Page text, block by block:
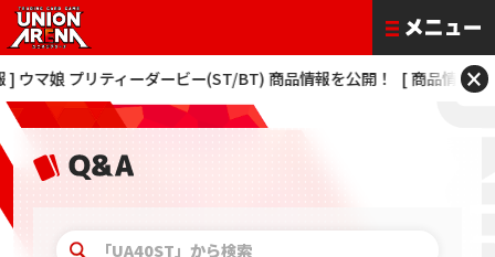
プリティーダービー(ST/BT) 商品情報を公開！ [ 商品情報 ] 僕のヒ
×